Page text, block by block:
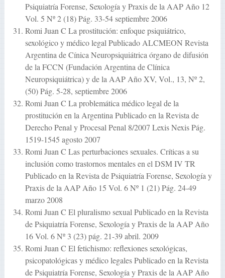
Psiquiatría Forense, Sexología y Praxis de la AAP Año 12
Vol. 5 Nº 2 (18) Pág. 33-54 septiembre 2006
Romi Juan C La prostitución: enfoque psiquiátrico,
sexológico y médico legal Publicado ALCMEON Revista
Argentina de Cínica Neuropsiquiátrica órgano de difusión
de la FCCN (Fundación Argentina de Clínica
Neuropsiquiátrica) y de la AAP Año XV, Vol., 13, Nº 2,
(50) Pág. 5-28, septiembre 2006
Romi Juan C La problemática médico legal de la
prostitución en la Argentina Publicado en la Revista de
Derecho Penal y Procesal Penal 8/2007 Lexis Nexis Pág.
1519-1545 agosto 2007
Romi Juan C Las perturbaciones sexuales. Críticas a su
inclusión como trastornos mentales en el DSM IV TR
Publicado en la Revista de Psiquiatría Forense, Sexología y
Praxis de la AAP Año 15 Vol. 6 Nº 1 (21) Pág. 24-49
marzo 2008
Romi Juan C El pluralismo sexual Publicado en la Revista
de Psiquiatría Forense, Sexología y Praxis de la AAP Año
16 Vol. 6 Nº 3 (23) pág. 21-39 abril. 2009
Romi Juan C El fetichismo: reflexiones sexológicas,
psicopatológicas y médico legales Publicado en la Revista
de Psiquiatría Forense, Sexología y Praxis de la AAP Año